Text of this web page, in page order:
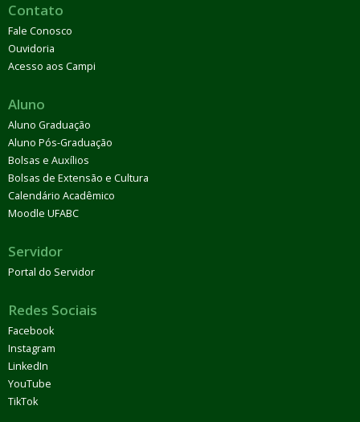
Contato
Fale Conosco
Ouvidoria
Acesso aos Campi
Aluno
Aluno Graduação
Aluno Pós-Graduação
Bolsas e Auxílios
Bolsas de Extensão e Cultura
Calendário Acadêmico
Moodle UFABC
Servidor
Portal do Servidor
Redes Sociais
Facebook
Instagram
LinkedIn
YouTube
TikTok